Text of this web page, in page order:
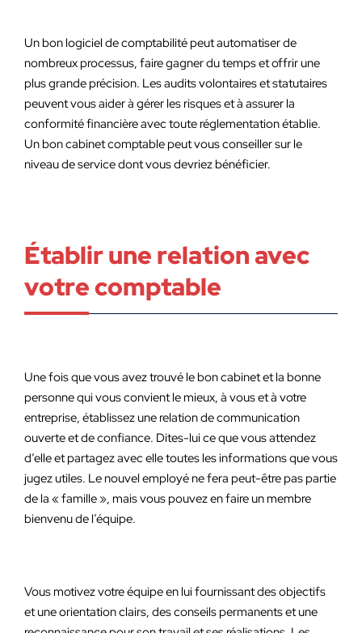
Un bon logiciel de comptabilité peut automatiser de
nombreux processus, faire gagner du temps et offrir une
plus grande précision. Les audits volontaires et statutaires
peuvent vous aider à gérer les risques et à assurer la
conformité financière avec toute réglementation établie.
Un bon cabinet comptable peut vous conseiller sur le
niveau de service dont vous devriez bénéficier.
Établir une relation avec
votre comptable
Une fois que vous avez trouvé le bon cabinet et la bonne
personne qui vous convient le mieux, à vous et à votre
entreprise, établissez une relation de communication
ouverte et de confiance. Dites-lui ce que vous attendez
d’elle et partagez avec elle toutes les informations que vous
jugez utiles. Le nouvel employé ne fera peut-être pas partie
de la « famille », mais vous pouvez en faire un membre
bienvenu de l’équipe.
Vous motivez votre équipe en lui fournissant des objectifs
et une orientation clairs, des conseils permanents et une